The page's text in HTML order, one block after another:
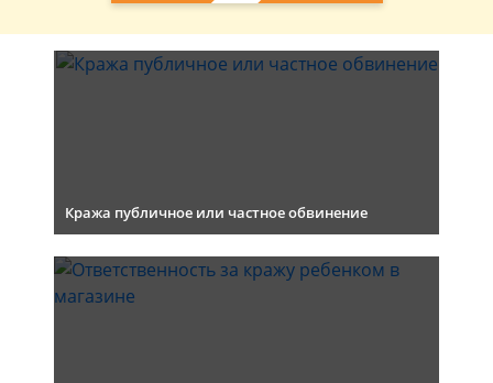
Кража публичное или частное обвинение